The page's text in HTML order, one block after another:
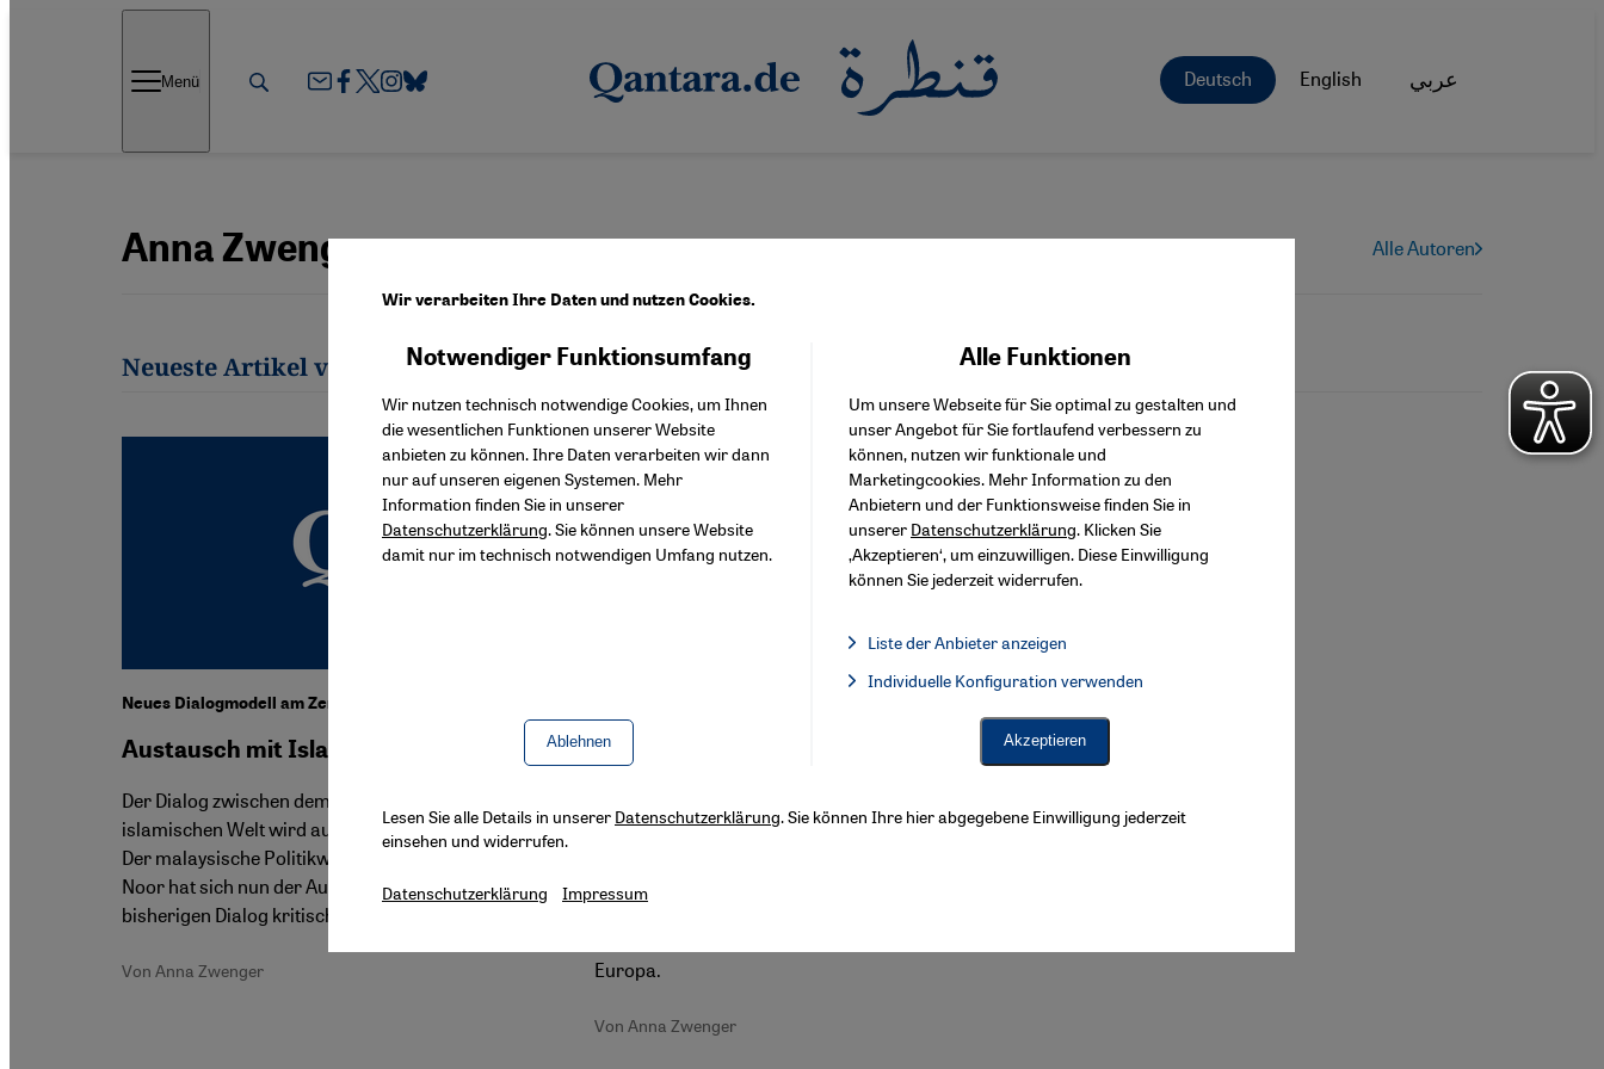
Deutsch English عربي Menü
Anna Zwenger Alle Autoren
Neueste Artikel von Anna Zwenger
Neues Dialogmodell am Zentrum Moderner Orient
Austausch mit Islamisten
Der Dialog zwischen dem Westen und der
islamischen Welt wird auf vielen Ebenen geführt.
Der malaysische Politikwissenschaftler Dr. Farish
Noor hat sich nun der Aufgabe gewidmet, den
bisherigen Dialog kritisch zu beleuchten.
Von Anna Zwenger
Malaysia
"Gewalt hat nichts mit dem Islam zu
tun"
Europa.
Von Anna Zwenger
Wir verarbeiten Ihre Daten und nutzen Cookies.
Notwendiger Funktionsumfang
Wir nutzen technisch notwendige Cookies, um Ihnen
die wesentlichen Funktionen unserer Website
anbieten zu können. Ihre Daten verarbeiten wir dann
nur auf unseren eigenen Systemen. Mehr
Information finden Sie in unserer
Datenschutzerklärung. Sie können unsere Website
damit nur im technisch notwendigen Umfang nutzen.
Ablehnen
Alle Funktionen
Um unsere Webseite für Sie optimal zu gestalten und
unser Angebot für Sie fortlaufend verbessern zu
können, nutzen wir funktionale und
Marketingcookies. Mehr Information zu den
Anbietern und der Funktionsweise finden Sie in
unserer Datenschutzerklärung. Klicken Sie
‚Akzeptieren‘, um einzuwilligen. Diese Einwilligung
können Sie jederzeit widerrufen.
Liste der Anbieter anzeigen
Facebook Embed / Facebook Connect, Google Maps Embed, Google Tag Manager, Instagram Embed,
Facebook Embed / Facebook Connect
Twitter Embed
Instagram Embed
Youtube Embed
Google Maps Embed
Individuelle Konfiguration verwenden
Akzeptieren
Lesen Sie alle Details in unserer Datenschutzerklärung. Sie können Ihre hier abgegebene Einwilligung jederzeit
einsehen und widerrufen.
Datenschutzerklärung Impressum